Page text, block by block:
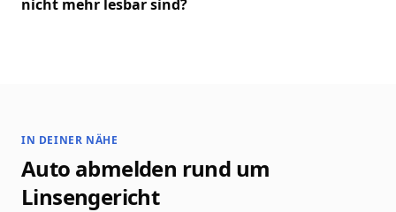
nicht mehr lesbar sind?
IN DEINER NÄHE
Auto abmelden rund um
Linsengericht